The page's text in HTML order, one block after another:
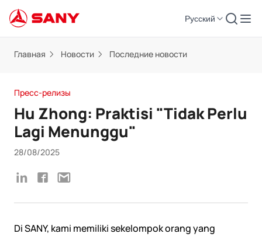
Русский
Главная Новости Последние новости
Пресс-релизы
Hu Zhong: Praktisi "Tidak Perlu
Lagi Menunggu"
28/08/2025
Di SANY, kami memiliki sekelompok orang yang